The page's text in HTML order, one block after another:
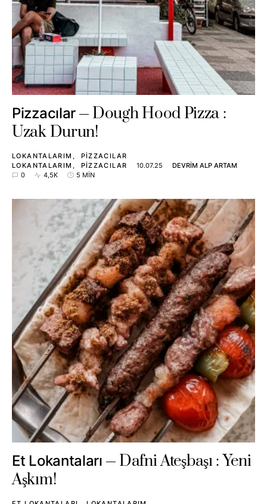
Pizzacılar
Dough Hood Pizza :
Uzak Durun!
LOKANTALARIM
PIZZACILAR
LOKANTALARIM
PIZZACILAR 10.07.25
DEVRIM ALP ARTAM
0
4,5K 5 MIN
Et Lokantaları
Dafni Ateşbaşı : Yeni
Aşkım!